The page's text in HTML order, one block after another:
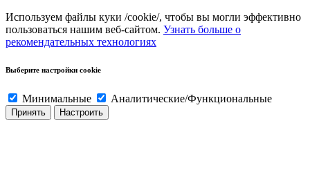
Используем файлы куки /cookie/, чтобы вы могли эффективно
пользоваться нашим веб-сайтом. Узнать больше о
рекомендательных технологиях
Выберите настройки cookie
Минимальные Аналитические/Функциональные
Принять Настроить